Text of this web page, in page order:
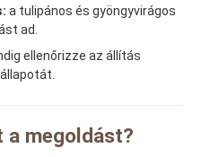
a tulipános és gyöngyvirágos
ad.
ellenőrizze az állítás
a megoldást?